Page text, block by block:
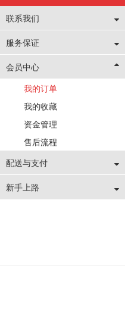
联系我们
服务保证
会员中心
我的订单
我的收藏
资金管理
售后流程
配送与支付
新手上路